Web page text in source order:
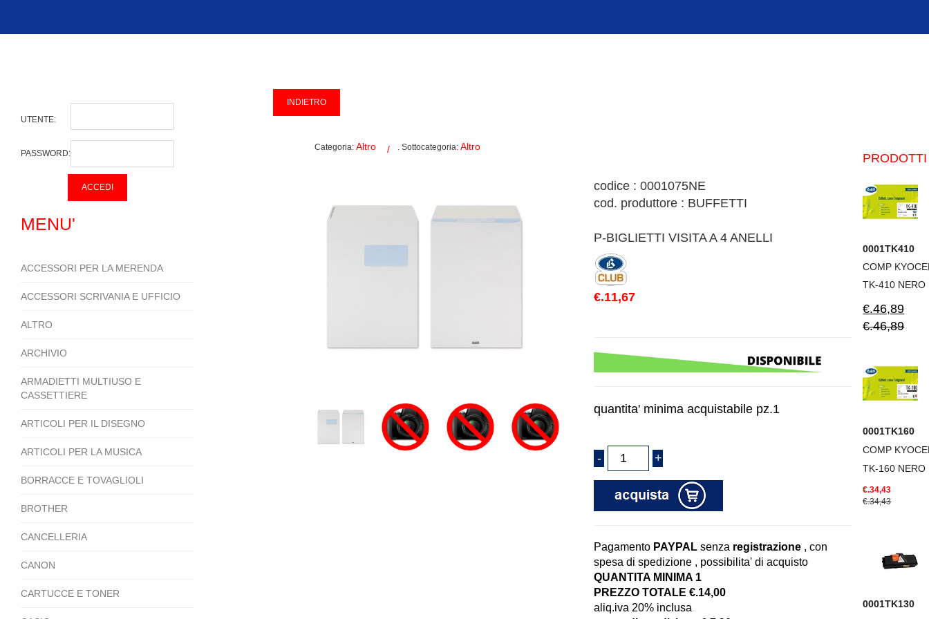
UTENTE:
PASSWORD:
MENU'
ACCESSORI PER LA MERENDA
ACCESSORI SCRIVANIA E UFFICIO
ALTRO
ARCHIVIO
ARMADIETTI MULTIUSO E
CASSETTIERE
ARTICOLI PER IL DISEGNO
ARTICOLI PER LA MUSICA
BORRACCE E TOVAGLIOLI
BROTHER
CANCELLERIA
CANON
CARTUCCE E TONER
Categoria: Altro . Sottocategoria: Altro
codice : 0001075NE
cod. produttore : BUFFETTI
P-BIGLIETTI VISITA A 4 ANELLI
€.11,67
quantita' minima acquistabile pz.1
Pagamento PAYPAL senza registrazione , con
spesa di spedizione , possibilita' di acquisto
QUANTITA MINIMA 1
PREZZO TOTALE €.14,00
aliq.iva 20% inclusa
0001TK410
COMP
TK-410 NERO
€.46,89
€.46,89
0001TK160
COMP
TK-160 NERO
€.34,43
€.34,43
0001TK130